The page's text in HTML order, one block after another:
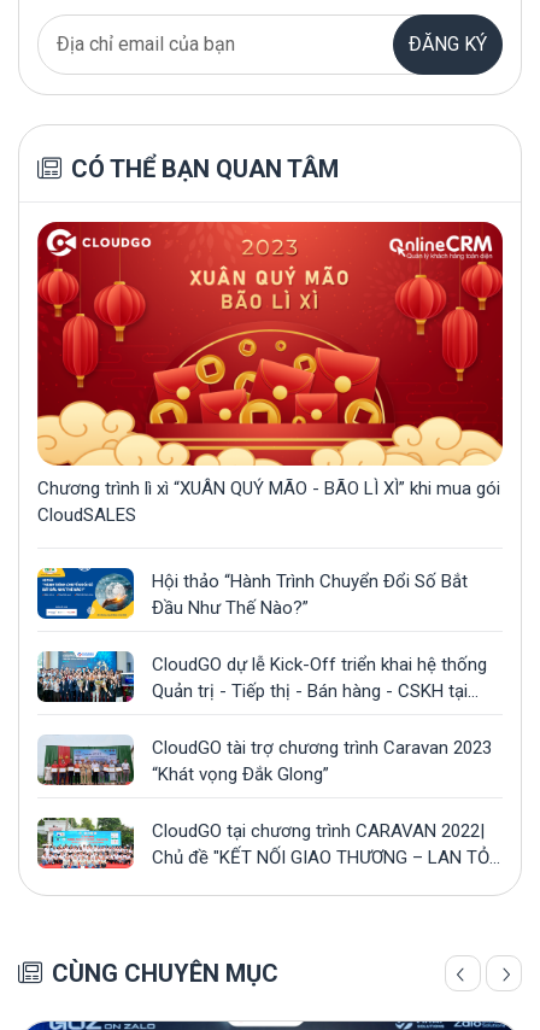
ĐĂNG KÝ
CÓ THỂ BẠN QUAN TÂM
Chương trình lì xì “XUÂN QUÝ MÃO - BÃO LÌ XÌ” khi mua gói
CloudSALES
Hội thảo “Hành Trình Chuyển Đổi Số Bắt
Đầu Như Thế Nào?”
CloudGO dự lễ Kick-Off triển khai hệ thống
Quản trị - Tiếp thị - Bán hàng - CSKH tại
CloudGO tài trợ chương trình Caravan 2023
“Khát vọng Đắk Glong”
CloudGO tại chương trình CARAVAN 2022|
Chủ đề "KẾT NỐI GIAO THƯƠNG – LAN TỎA
CÙNG CHUYÊN MỤC